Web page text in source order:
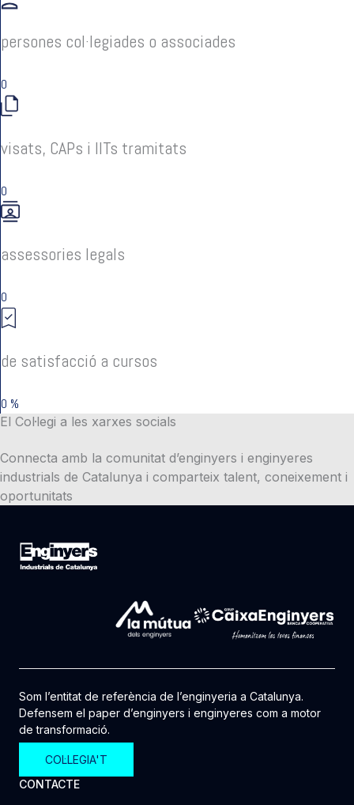
persones col·legiades o associades
0
visats, CAPs i IITs tramitats
0
assessories legals
0
de satisfacció a cursos
0 %
El Col·legi a les xarxes socials
Connecta amb la comunitat d’enginyers i enginyeres
industrials de Catalunya i comparteix talent, coneixement i
oportunitats
Som l’entitat de referència de l’enginyeria a Catalunya.
Defensem el paper d’enginyers i enginyeres com a motor
de transformació.
COL·LEGIA'T
CONTACTE